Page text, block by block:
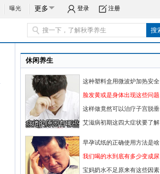
曝光 更多 登录 注册
休闲养生
这种塑料盒用微波炉加热安全
脸发黄或是身体出现这些问题
这样做竟然可以治疗子宫脱垂
艾滋病初期这四大症状要了解
早孕试纸的正确使用方法是啥
我们喝的水到底有多少变成尿
宝妈奶水不足原来有这些因素